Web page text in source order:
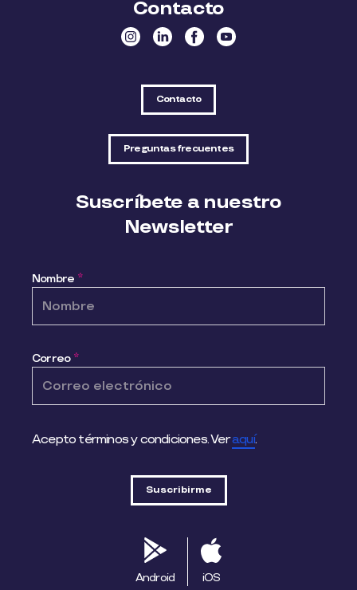
Contacto
Contacto
Preguntas frecuentes
Suscríbete a nuestro
Newsletter
Nombre *
Correo *
Acepto términos y condiciones. Veraquí.
Android iOS